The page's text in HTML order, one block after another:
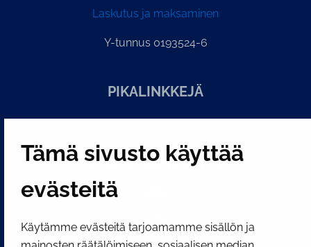
Tämä sivusto käyttää
evästeitä
Käytämme evästeitä tarjoamamme sisällön ja
Laskutus ja maksaminen
Y-tunnus 0193524-6
PI­KA­LINK­KE­JÄ
SOSIAALINEN MEDIA